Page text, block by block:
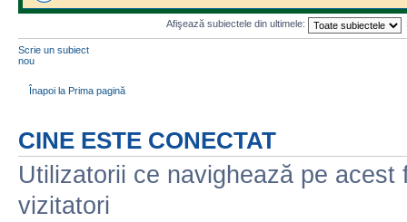
Afişează subiectele din ultimele:
Scrie un subiect
nou
Înapoi la Prima pagină
CINE ESTE CONECTAT
Utilizatorii ce navighează pe
vizitatori